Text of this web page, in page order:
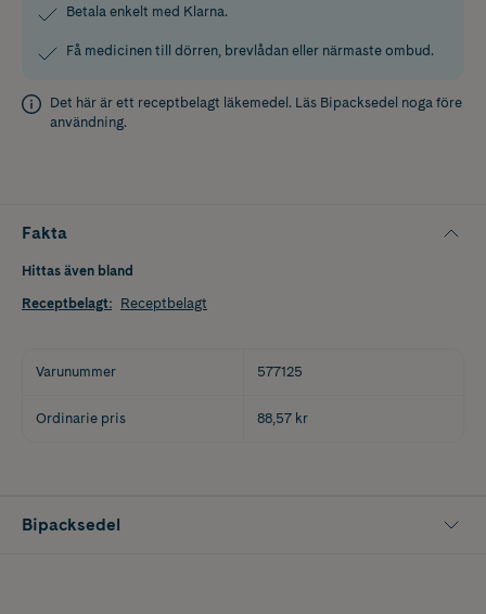
Betala enkelt med Klarna.
Få medicinen till dörren, brevlådan eller närmaste ombud.
Det här är ett receptbelagt läkemedel. Läs Bipacksedel noga före
användning.
Fakta
Hittas även bland
Receptbelagt: Receptbelagt
Varunummer 577125
Ordinarie pris 88,57 kr
Bipacksedel